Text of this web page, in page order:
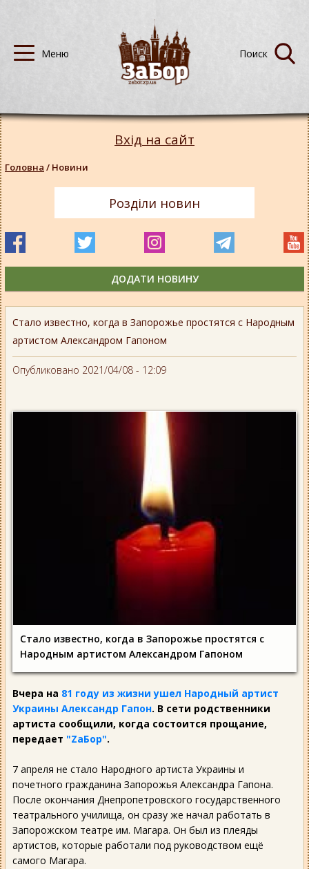
Стало известно, когда в Запорожье простятся с Народным
артистом Александром Гапоном
Опубликовано 2021/04/08 - 12:09
Стало известно, когда в Запорожье простятся с
Народным артистом Александром Гапоном
Вчера на 81 году из жизни ушел Народный артист
Украины Александр Гапон. В сети родственники
артиста сообщили, когда состоится прощание,
передает "ZаБор".
7 апреля не стало Народного артиста Украины и
почетного гражданина Запорожья Александра Гапона.
После окончания Днепропетровского государственного
театрального училища, он сразу же начал работать в
Запорожском театре им. Магара. Он был из плеяды
артистов, которые работали под руководством ещё
самого Магара.
Вхід на сайт
Головна / Новини
Розділи новин
ДОДАТИ НОВИНУ